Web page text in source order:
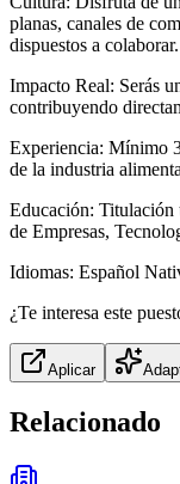
planas, canales de
dispuestos a colaborar.
Impacto Real: Serás
contribuyendo
Experiencia: Mínimo
de la industria
Educación: Titulación
de Empresas,
Idiomas: Español
¿Te interesa este
Aplicar
Relacionado